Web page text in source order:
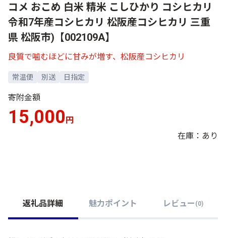
コメ おこめ 白米 精米 こしひかり コシヒカリ
令和7年産コシヒカリ 松阪産コシヒカリ 三重
県 松阪市)【002109A】
良質で噛むほどに甘みが増す、松阪産コシヒカリ
常温便 別送 日指定
寄附金額
15,000 円
在庫：あり
返礼品詳細 魅力ポイント レビュー (0)